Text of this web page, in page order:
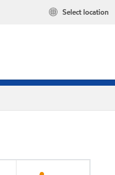
Select location